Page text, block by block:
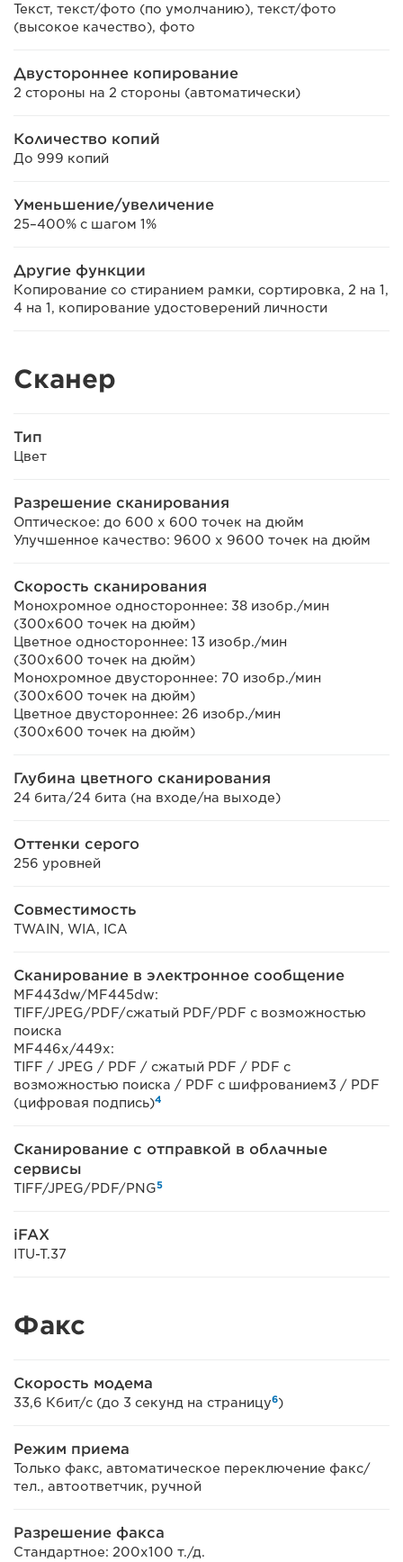
Текст, текст/фото (по умолчанию), текст/фото
(высокое качество), фото
Двустороннее копирование
2 стороны на 2 стороны (автоматически)
Количество копий
До 999 копий
Уменьшение/увеличение
25–400% с шагом 1%
Другие функции
Копирование со стиранием рамки, сортировка, 2 на 1,
4 на 1, копирование удостоверений личности
Сканер
Тип
Цвет
Разрешение сканирования
Оптическое: до 600 x 600 точек на дюйм
Улучшенное качество: 9600 x 9600 точек на дюйм
Скорость сканирования
Монохромное одностороннее: 38 изобр./мин
(300x600 точек на дюйм)
Цветное одностороннее: 13 изобр./мин
(300x600 точек на дюйм)
Монохромное двустороннее: 70 изобр./мин
(300x600 точек на дюйм)
Цветное двустороннее: 26 изобр./мин
(300x600 точек на дюйм)
Глубина цветного сканирования
24 бита/24 бита (на входе/на выходе)
Оттенки серого
256 уровней
Совместимость
TWAIN, WIA, ICA
Сканирование в электронное сообщение
MF443dw/MF445dw:
TIFF/JPEG/PDF/сжатый PDF/PDF с возможностью
поиска
MF446x/449x:
TIFF / JPEG / PDF / сжатый PDF / PDF с
возможностью поиска / PDF с шифрованием3 / PDF
(цифровая подпись)4
Сканирование с отправкой в облачные
сервисы
TIFF/JPEG/PDF/PNG5
iFAX
ITU-T.37
Факс
Скорость модема
33,6 Кбит/с (до 3 секунд на страницу6)
Режим приема
Только факс, автоматическое переключение факс/
тел., автоответчик, ручной
Разрешение факса
Стандартное: 200x100 т./д.